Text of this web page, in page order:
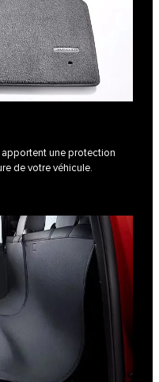
une protection
de votre véhicule.